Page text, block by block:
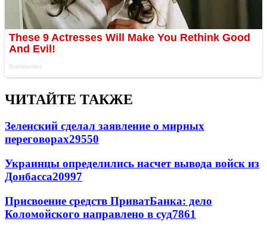
ЧИТАЙТЕ ТАКЖЕ
Зеленский сделал заявление о мирных
переговорах29550
Украинцы определились насчет вывода войск из
Донбасса20997
Присвоение средств ПриватБанка: дело
Коломойского направлено в суд7861